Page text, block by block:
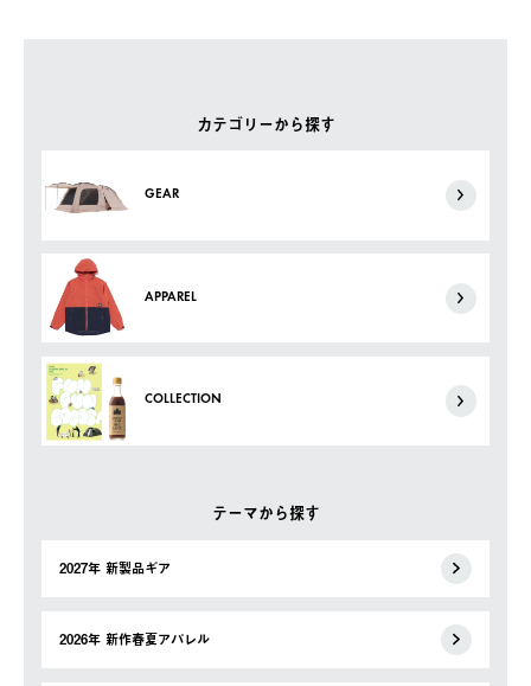
カテゴリーから探す
GEAR
APPAREL
COLLECTION
テーマから探す
2027年 新製品ギア
2026年 新作春夏アパレル